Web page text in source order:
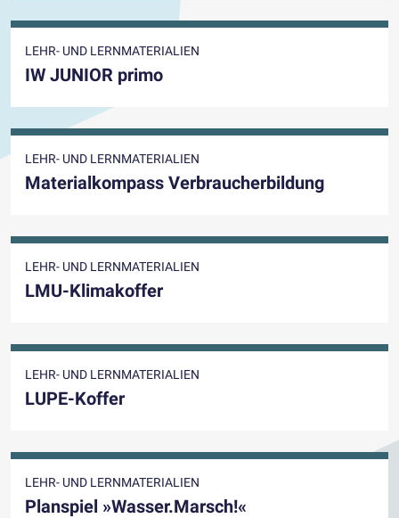
LEHR- UND LERNMATERIALIEN
IW JUNIOR primo
LEHR- UND LERNMATERIALIEN
Materialkompass Verbraucherbildung
LEHR- UND LERNMATERIALIEN
LMU-Klimakoffer
LEHR- UND LERNMATERIALIEN
LUPE-Koffer
LEHR- UND LERNMATERIALIEN
Planspiel »Wasser.Marsch!«